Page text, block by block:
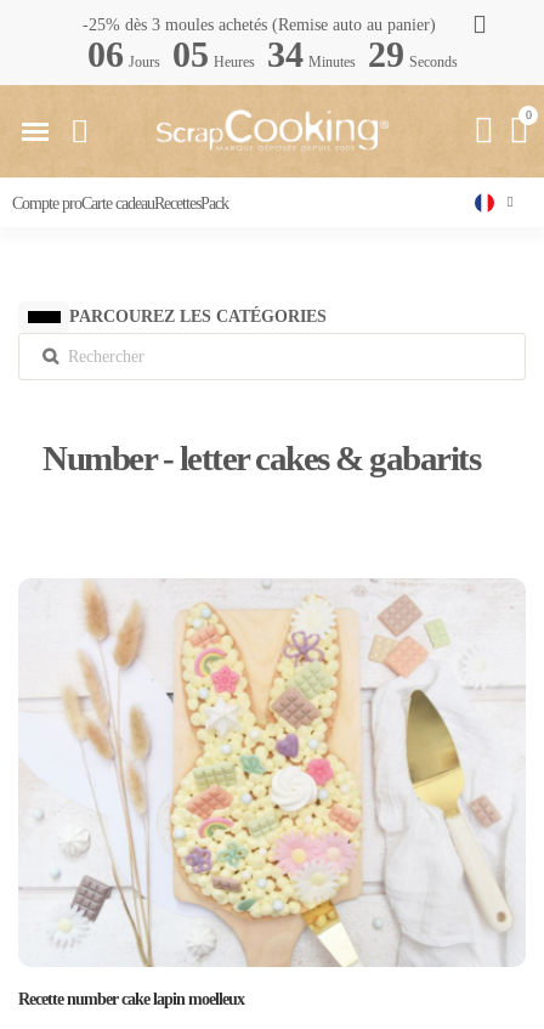
-25% dès 3 moules achetés (Remise auto au panier)
06 Jours 05 Heures 34 Minutes 27 Seconds
Compte proCarte cadeauRecettesPack
PARCOUREZ LES CATÉGORIES
Number - letter cakes & gabarits
Recette number cake lapin moelleux